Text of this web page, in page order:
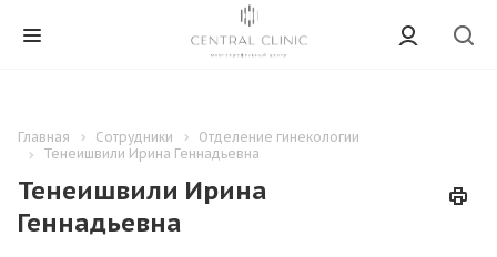
Главная Сотрудники
Отделение гинекологии
Тенеишвили Ирина Геннадьевна
Тенеишвили Ирина
Геннадьевна